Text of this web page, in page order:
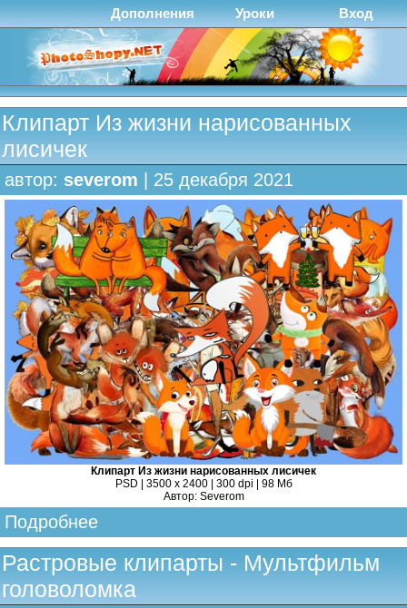
Дополнения Уроки Вход
Клипарт Из жизни нарисованных
лисичек
автор: severom | 25 декабря 2021
Клипарт Из жизни нарисованных лисичек
PSD | 3500 х 2400 | 300 dpi | 98 Мб
Автор: Severom
Подробнее
Растровые клипарты - Мультфильм
головоломка